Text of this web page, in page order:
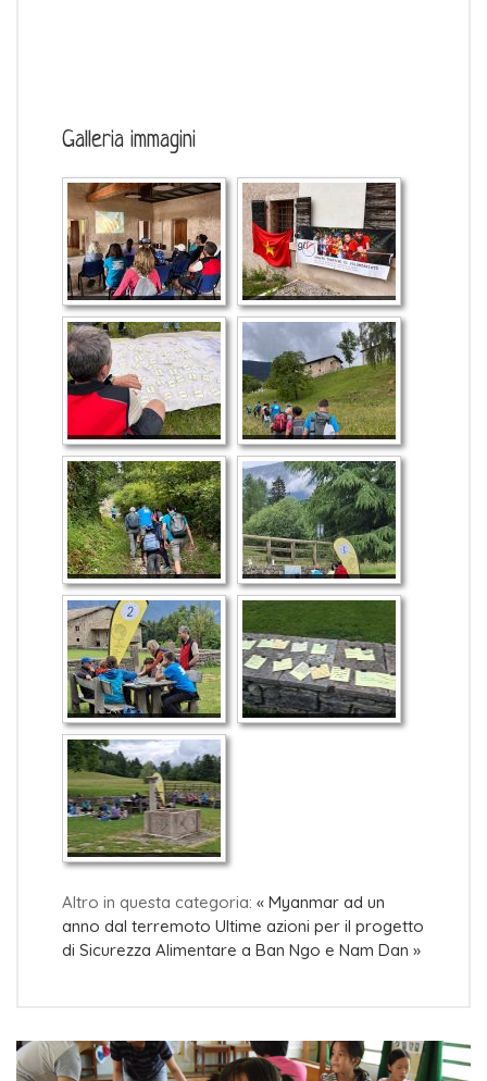
Galleria immagini
Altro in questa categoria: « Myanmar ad un
anno dal terremoto Ultime azioni per il progetto
di Sicurezza Alimentare a Ban Ngo e Nam Dan »